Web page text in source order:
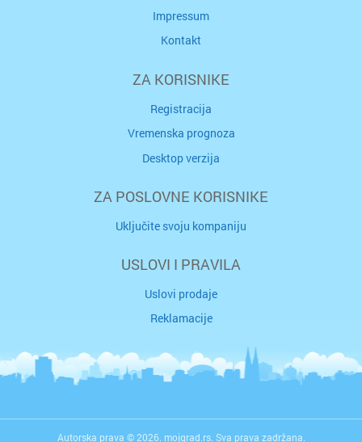
Impressum
Kontakt
ZA KORISNIKE
Registracija
Vremenska prognoza
Desktop verzija
ZA POSLOVNE KORISNIKE
Uključite svoju kompaniju
USLOVI I PRAVILA
Uslovi prodaje
Reklamacije
Autorska prava © 2026. mojgrad.rs. Sva prava zadržana.